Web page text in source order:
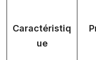
Caractéristiq
ue